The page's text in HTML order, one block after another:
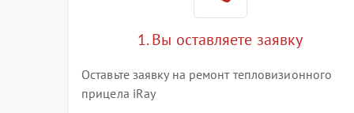
1. Вы оставляете заявку
Оставьте заявку на ремонт тепловизионного
прицела iRay